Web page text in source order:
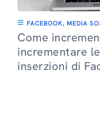
FACEBOOK, MEDIA
Come
incrementare
inserzioni di